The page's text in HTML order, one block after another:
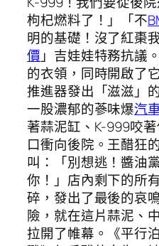
枸杞燃料了！」「不
明的基礎！沒了紅棗
價 」吉娃娃特務抗議
的衣領，同時開啟了
推進器發出「滋滋」
一股濃郁的蔘味爆汽
著蒜泥缸、K-999咬
口衝向後院。王醋狂
叫：「別想逃！醬油
你！」店內剩下的所
碎，發出了最後的哀
險，就在這片蒜泥、
拉開了帷幕。《平行